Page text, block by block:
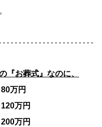
『お葬式』なのに、
万円
万円
万円